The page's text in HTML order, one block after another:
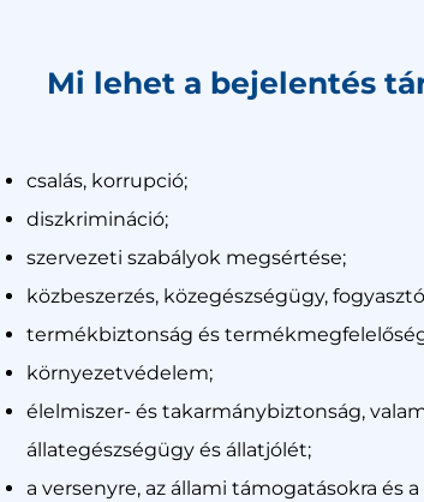
Mi lehet a bejelentés
csalás, korrupció;
diszkrimináció;
szervezeti szabályok megsértése;
közbeszerzés, közegészségügy,
termékbiztonság és
környezetvédelem;
élelmiszer- és takarmánybiztonság,
állategészségügy és állatjólét;
a versenyre, az állami támogatásokra és a